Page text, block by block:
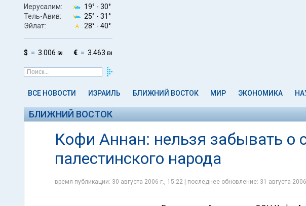
Иерусалим: 19° - 30°
Тель-Авив:
25° - 31°
Эйлат:
28° - 40°
$ 3.006 ₪ € 3.463 ₪
ВСЕ НОВОСТИ ИЗРАИЛЬ БЛИЖНИЙ ВОСТОК МИР ЭКОНОМИКА
БЛИЖНИЙ ВОСТОК
Кофи Аннан: нельзя забывать о
палестинского народа
время публикации: 30 августа 2006 г., 15:22 | последнее обновление: 31 августа